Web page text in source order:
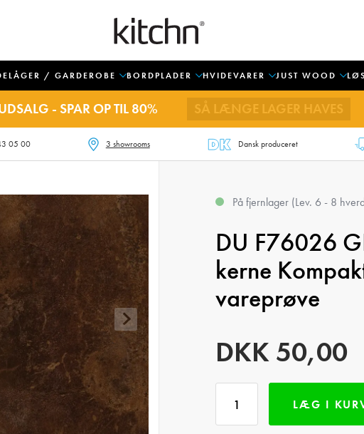
/ GARDEROBE BORDPLADER HVIDEVARER JUST WOOD
- SPAR OP TIL 80% SÅ LÆNGE LAGER HAVES
05 00 3 showrooms Dansk produceret
På fjernlager (Lev. 6 - 8
DU F76026
kerne
vareprøve
DKK 50,00
LÆG I